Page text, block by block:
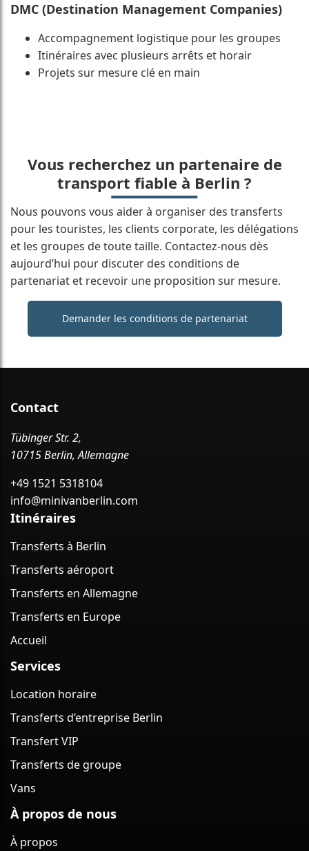
DMC (Destination Management Companies)
Accompagnement logistique pour les groupes
Itinéraires avec plusieurs arrêts et horair
Projets sur mesure clé en main
Vous recherchez un partenaire de
transport fiable à Berlin ?
Nous pouvons vous aider à organiser des transferts
pour les touristes, les clients corporate, les délégations
et les groupes de toute taille. Contactez-nous dès
aujourd’hui pour discuter des conditions de
partenariat et recevoir une proposition sur mesure.
Demander les conditions de partenariat
Contact
Tübinger Str. 2,
10715 Berlin, Allemagne
+49 1521 5318104
info@minivanberlin.com
Itinéraires
Transferts à Berlin
Transferts aéroport
Transferts en Allemagne
Transferts en Europe
Accueil
Services
Location horaire
Transferts d’entreprise Berlin
Transfert VIP
Transferts de groupe
Vans
À propos de nous
À propos